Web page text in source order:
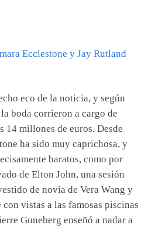
eco de la noticia, y según
boda corrieron a cargo de
14 millones de euros. Desde
ha sido muy caprichosa, y
baratos, como por
de Elton John, una sesión
de novia de Vera Wang y
vistas a las famosas piscinas
Guneberg enseñó a nadar a